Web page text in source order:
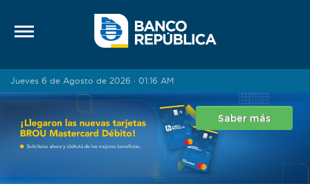
Jueves 6 de Agosto de 2026 · 01:16 AM
Saber más